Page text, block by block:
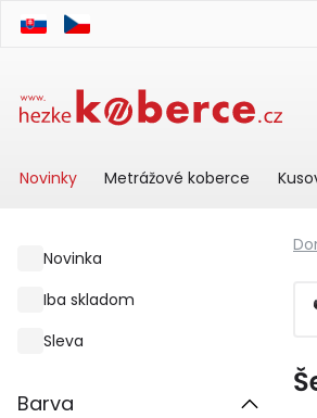
Novinky Metrážové koberce
Novinka
Iba skladom
Sleva
Barva